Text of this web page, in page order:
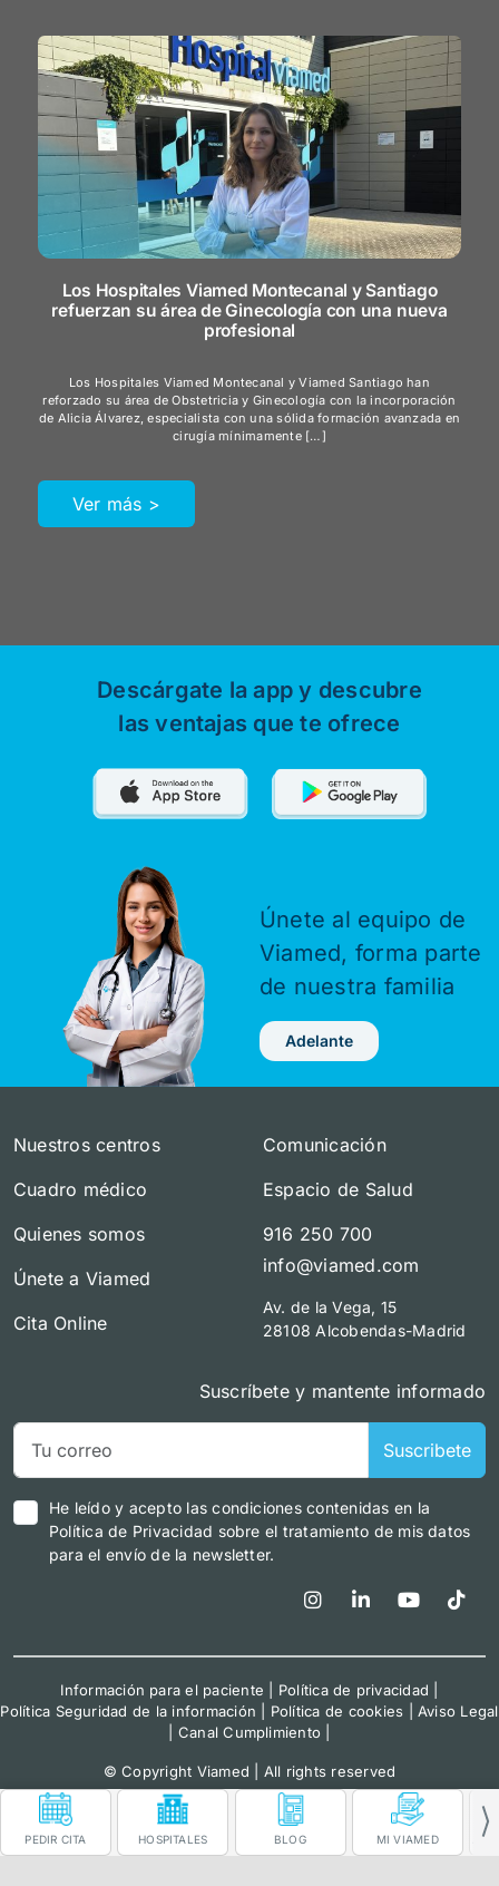
PEDIR CITA HOSPITALES BLOG MI VIAMED
Los Hospitales Viamed Montecanal y Santiago
refuerzan su área de Ginecología con una nueva
profesional
Los Hospitales Viamed Montecanal y Viamed Santiago han
reforzado su área de Obstetricia y Ginecología con la incorporación
de Alicia Álvarez, especialista con una sólida formación avanzada en
cirugía mínimamente […]
Ver más >
Descárgate la app y descubre
las ventajas que te ofrece
Únete al equipo de
Viamed, forma parte
de nuestra familia
Adelante
Nuestros centros
Cuadro médico
Quienes somos
Únete a Viamed
Cita Online
Comunicación
Espacio de Salud
916 250 700
info@viamed.com
Av. de la Vega, 15
28108 Alcobendas-Madrid
Suscríbete y mantente informado
Suscribete
He leído y acepto las condiciones contenidas en la
Política de Privacidad sobre el tratamiento de mis datos
para el envío de la newsletter.
Información para el paciente Política de privacidad
Política Seguridad de la información
Política de cookies |Aviso Legal
Canal Cumplimiento
© Copyright Viamed | All rights reserved